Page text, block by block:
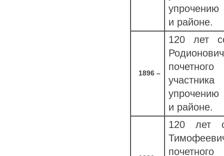
упрочению
и районе.
1896 –
120 лет
упрочению
и районе.
120 лет